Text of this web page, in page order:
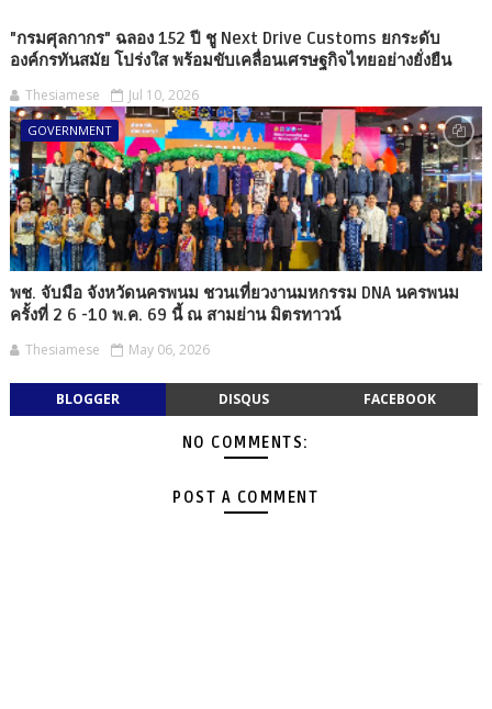
"กรมศุลกากร" ฉลอง 152 ปี ชู Next Drive Customs ยกระดับ
องค์กรทันสมัย โปร่งใส พร้อมขับเคลื่อนเศรษฐกิจไทยอย่างยั่งยืน
Thesiamese Jul 10, 2026
GOVERNMENT
พช. จับมือ จังหวัดนครพนม ชวนเที่ยวงานมหกรรม DNA นครพนม
ครั้งที่ 2 6 -10 พ.ค. 69 นี้ ณ สามย่าน มิตรทาวน์
Thesiamese May 06, 2026
BLOGGER DISQUS FACEBOOK
NO COMMENTS:
POST A COMMENT